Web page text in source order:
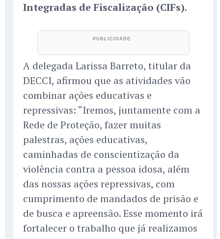
Integradas de Fiscalização (CIFs).
A delegada Larissa Barreto, titular da
DECCI, afirmou que as atividades vão
combinar ações educativas e
repressivas: “Iremos, juntamente com a
Rede de Proteção, fazer muitas
palestras, ações educativas,
caminhadas de conscientização da
violência contra a pessoa idosa, além
das nossas ações repressivas, com
cumprimento de mandados de prisão e
de busca e apreensão. Esse momento irá
fortalecer o trabalho que já realizamos